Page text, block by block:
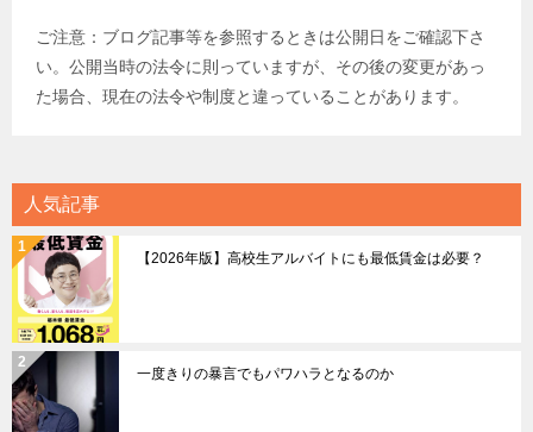
ご注意：ブログ記事等を参照するときは公開日をご確認下さ
い。公開当時の法令に則っていますが、その後の変更があっ
た場合、現在の法令や制度と違っていることがあります。
人気記事
【2026年版】高校生アルバイトにも最低賃金は必要？
一度きりの暴言でもパワハラとなるのか